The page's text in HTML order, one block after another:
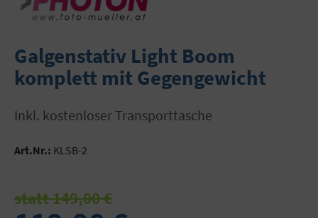
Galgenstativ Light Boom
komplett mit Gegengewicht
inkl. kostenloser Transporttasche
Art.Nr.: KLSB-2
statt 149,00 €